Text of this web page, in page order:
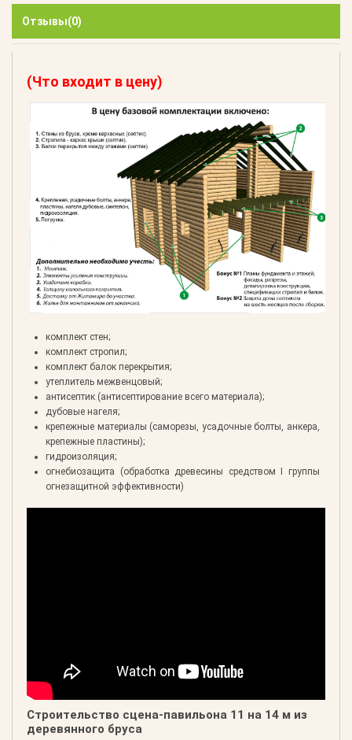
Отзывы(0)
(Что входит в цену)
комплект стен;
комплект стропил;
комплект балок перекрытия;
утеплитель межвенцовый;
антисептик (антисептирование всего материала);
дубовые нагеля;
крепежные материалы (саморезы, усадочные болты, анкера,
крепежные пластины);
гидроизоляция;
огнебиозащита (обработка древесины средством I группы
огнезащитной эффективности)
Строительство сцена-павильона 11 на 14 м из
деревянного бруса